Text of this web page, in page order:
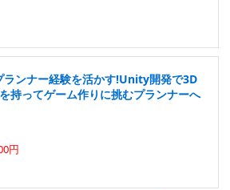
ランナー経験を活かす!Unity開発で3D
持ってゲーム作りに挑むプランナーへ
円